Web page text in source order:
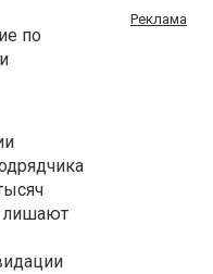
по
лишают
Реклама